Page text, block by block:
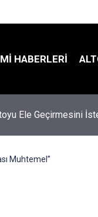
HABERLERI
Ele Geçirmesini
Muhtemel”